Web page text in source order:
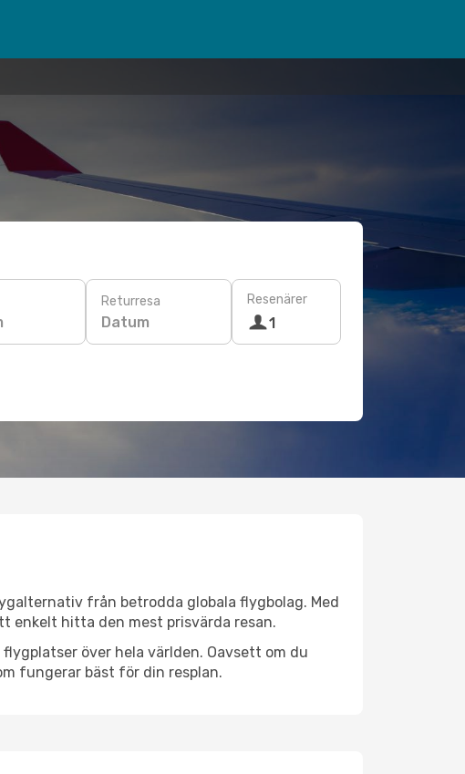
Returresa
Datum
Resenärer
1
från betrodda globala flygbolag. Med
enkelt hitta den mest prisvärda resan.
över hela världen. Oavsett om du
fungerar bäst för din resplan.